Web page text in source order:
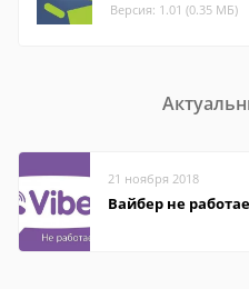
Версия: 1.01 (0.35 МБ)
21 ноября 2018
Вайбер не